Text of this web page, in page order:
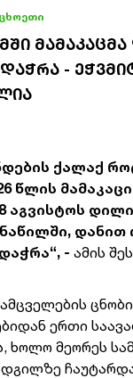
-
ქალაქ
წლის
აგვისტოს
დანით
- ამის
ერთი
ხოლო მეორეს